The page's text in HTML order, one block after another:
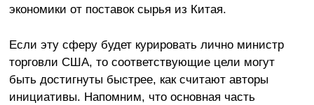
экономики от поставок сырья из Китая.
Если эту сферу будет курировать лично министр
торговли США, то соответствующие цели могут
быть достигнуты быстрее, как считают авторы
инициативы. Напомним, что основная часть